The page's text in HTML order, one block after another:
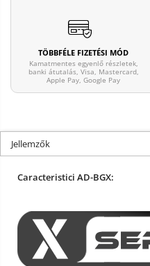
TÖBBFÉLE FIZETÉSI MÓD
Kamatmentes egyenlő részletek,
banki átutalás, Visa, Mastercard,
Apple Pay, Google Pay
Jellemzők
Caracteristici AD-BGX: